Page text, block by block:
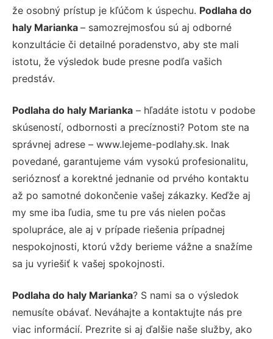
že osobný prístup je kľúčom k úspechu. Podlaha do
haly Marianka – samozrejmosťou sú aj odborné
konzultácie či detailné poradenstvo, aby ste mali
istotu, že výsledok bude presne podľa vašich
predstáv.
Podlaha do haly Marianka – hľadáte istotu v podobe
skúseností, odbornosti a precíznosti? Potom ste na
správnej adrese – www.lejeme-podlahy.sk. Inak
povedané, garantujeme vám vysokú profesionalitu,
serióznosť a korektné jednanie od prvého kontaktu
až po samotné dokončenie vašej zákazky. Keďže aj
my sme iba ľudia, sme tu pre vás nielen počas
spolupráce, ale aj v prípade riešenia prípadnej
nespokojnosti, ktorú vždy berieme vážne a snažíme
sa ju vyriešiť k vašej spokojnosti.
Podlaha do haly Marianka? S nami sa o výsledok
nemusíte obávať. Neváhajte a kontaktujte nás pre
viac informácií. Prezrite si aj ďalšie naše služby, ako